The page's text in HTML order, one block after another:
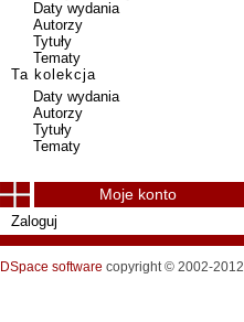
Daty wydania
Autorzy
Tytuły
Tematy
Ta kolekcja
Daty wydania
Autorzy
Tytuły
Tematy
Moje konto
Zaloguj
DSpace software copyright © 2002-2012